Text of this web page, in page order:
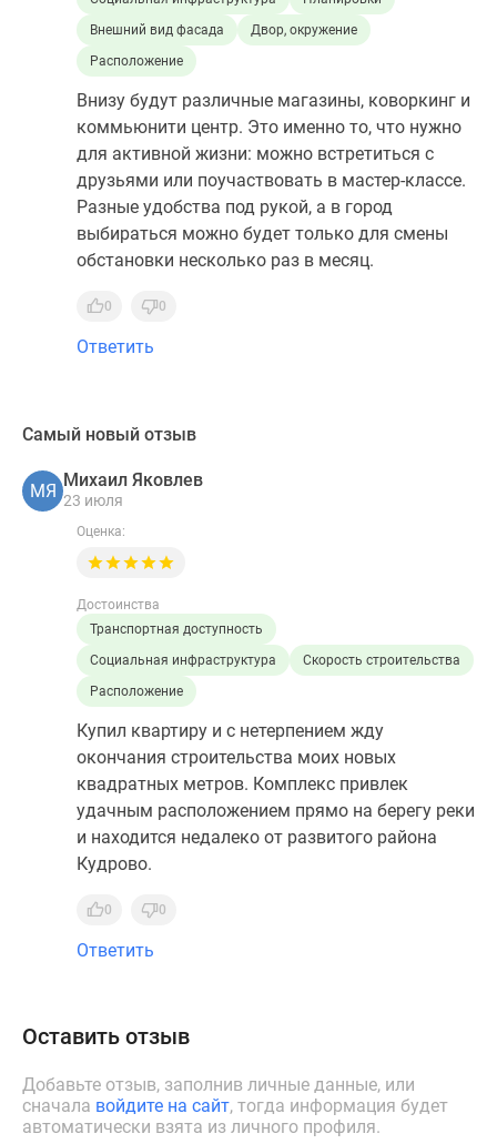
Внешний вид фасада
Двор, окружение
Расположение
Внизу будут различные магазины, коворкинг и
коммьюнити центр. Это именно то, что нужно
для активной жизни: можно встретиться с
друзьями или поучаствовать в мастер-классе.
Разные удобства под рукой, а в город
выбираться можно будет только для смены
обстановки несколько раз в месяц.
0 0
Ответить
Самый новый отзыв
МЯ
Михаил Яковлев
23 июля
Оценка:
Достоинства
Транспортная доступность
Социальная инфраструктура
Скорость строительства
Расположение
Купил квартиру и с нетерпением жду
окончания строительства моих новых
квадратных метров. Комплекс привлек
удачным расположением прямо на берегу реки
и находится недалеко от развитого района
Кудрово.
0 0
Ответить
Оставить отзыв
Добавьте отзыв, заполнив личные данные, или
сначала войдите на сайт, тогда информация будет
автоматически взята из личного профиля.